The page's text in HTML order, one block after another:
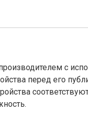
с
перед его